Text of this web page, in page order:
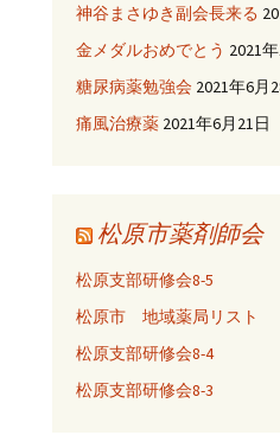
神谷まさゆき副会長来る
金メダルおめでとう 2021
糖尿病薬勉強会 2021年6月
痛風治療薬 2021年6月21日
松原市薬剤師会
松原支部研修会8-5
松原市 地域薬局リスト
松原支部研修会8-4
松原支部研修会8-3